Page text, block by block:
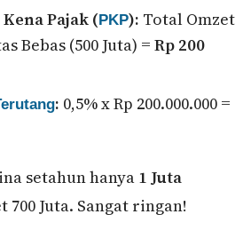
Pajak (PKP): Total Omzet
Bebas (500 Juta) = Rp 200
: 0,5% x Rp 200.000.000 =
setahun hanya 1 Juta
700 Juta. Sangat ringan!